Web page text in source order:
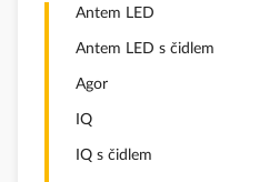
Antem LED
Antem LED s čidlem
Agor
IQ
IQ s čidlem